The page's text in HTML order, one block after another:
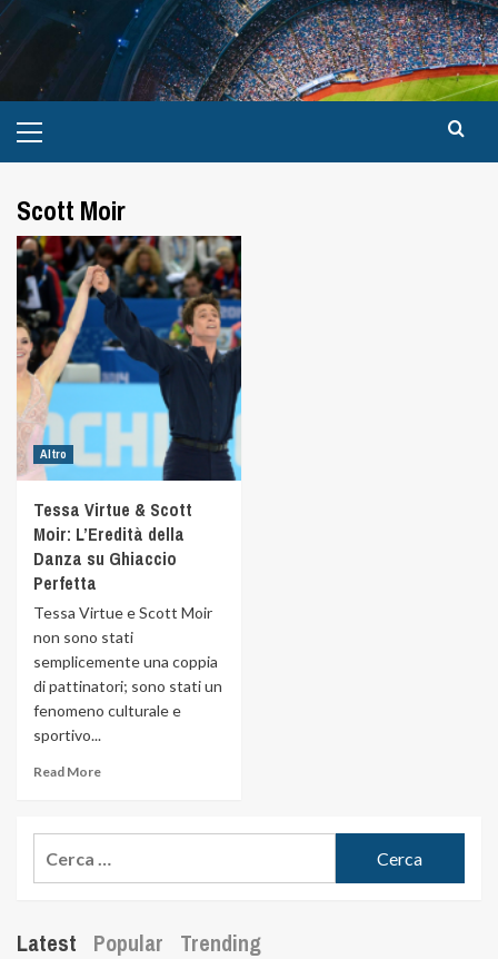
Scott Moir
Altro
Tessa Virtue & Scott
Moir: L’Eredità della
Danza su Ghiaccio
Perfetta
Tessa Virtue e Scott Moir
non sono stati
semplicemente una coppia
di pattinatori; sono stati un
fenomeno culturale e
sportivo...
Read More
Latest Popular Trending